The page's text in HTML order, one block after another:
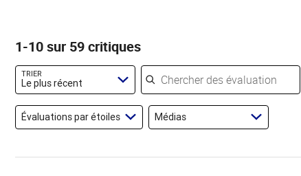
évaluateurs
1-10 sur 59 critiques
TRIER
Le plus récent
Chercher des évaluations
Évaluations par étoiles Médias